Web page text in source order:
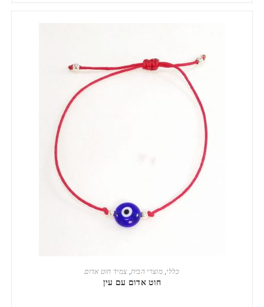
הוספה לסל כללי,מוצרי הבית,צמיד חוט אדום
חוט אדום עם עין